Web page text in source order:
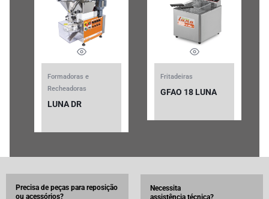
Formadoras e
Recheadoras
LUNA DR
Fritadeiras
GFAO 18 LUNA
Precisa de peças para reposição
ou acessórios?
Necessita
assistência técnica?